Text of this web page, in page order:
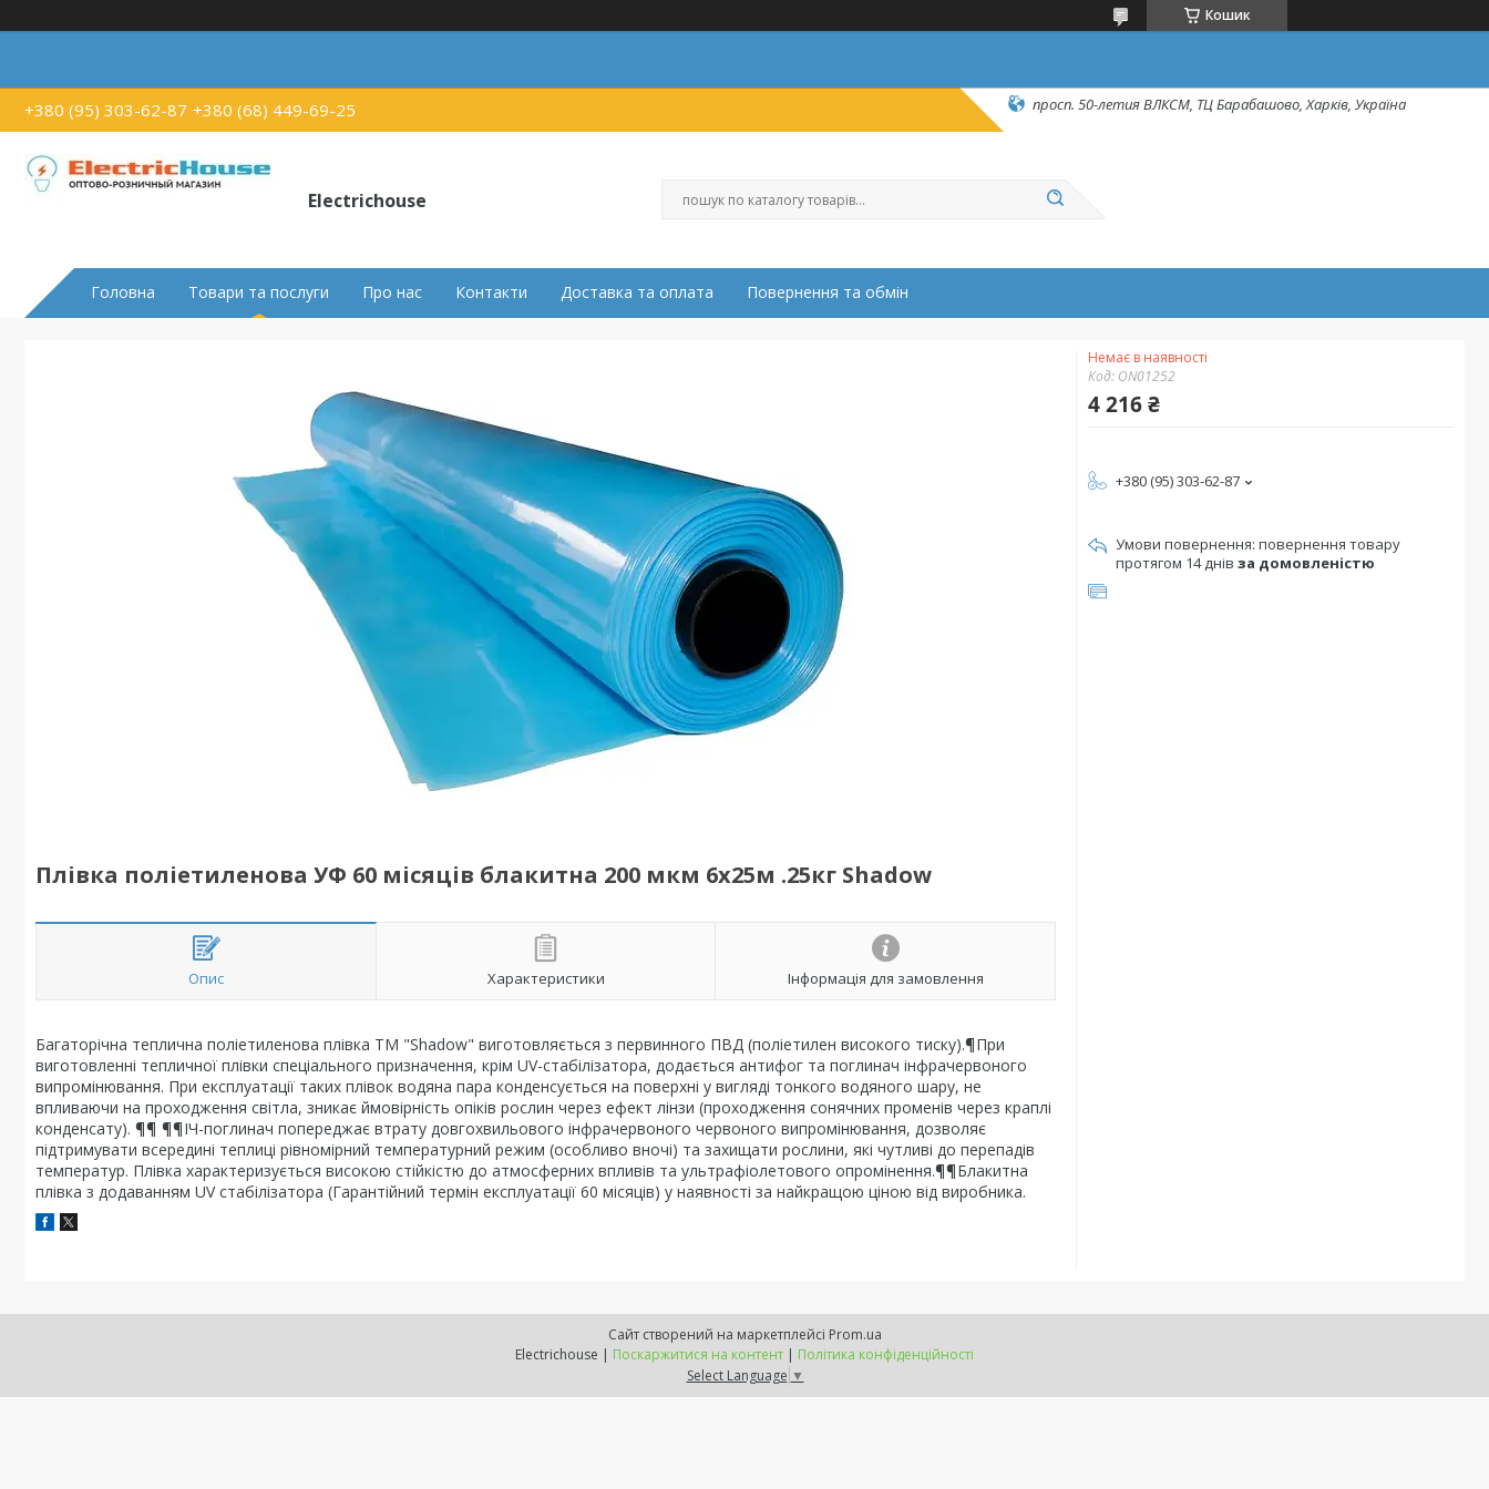
Кошик
+380 (95) 303-62-87 +380 (68) 449-69-25 просп. 50-летия ВЛКСМ, ТЦ Барабашово, Харків, Україна
Electrichouse
Головна Товари та послуги Про нас Контакти Доставка та оплата Повернення та обмін
Плівка поліетиленова УФ 60 місяців блакитна 200 мкм 6х25м .25кг Shadow
Опис Характеристики Інформація для замовлення
Багаторічна теплична поліетиленова плівка ТМ "Shadow" виготовляється з первинного ПВД (поліетилен високого тиску).¶При
виготовленні тепличної плівки спеціального призначення, крім UV-стабілізатора, додається антифог та поглинач інфрачервоного
випромінювання. При експлуатації таких плівок водяна пара конденсується на поверхні у вигляді тонкого водяного шару, не
впливаючи на проходження світла, зникає ймовірність опіків рослин через ефект лінзи (проходження сонячних променів через краплі
конденсату). ¶¶ ¶¶ІЧ-поглинач попереджає втрату довгохвильового інфрачервоного червоного випромінювання, дозволяє
підтримувати всередині теплиці рівномірний температурний режим (особливо вночі) та захищати рослини, які чутливі до перепадів
температур. Плівка характеризується високою стійкістю до атмосферних впливів та ультрафіолетового опромінення.¶¶Блакитна
плівка з додаванням UV стабілізатора (Гарантійний термін експлуатації 60 місяців) у наявності за найкращою ціною від виробника.
Немає в наявності
Код: ON01252
4 216 ₴
+380 (95) 303-62-87
повернення товару
протягом 14 днів за домовленістю
Сайт створений на маркетплейсі Prom.ua
Electrichouse | Поскаржитися на контент | Політика конфіденційності
Select Language ▼